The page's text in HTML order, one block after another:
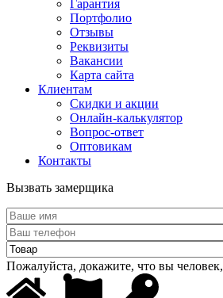
Гарантия
Портфолио
Отзывы
Реквизиты
Вакансии
Карта сайта
Клиентам
Скидки и акции
Онлайн-калькулятор
Вопрос-ответ
Оптовикам
Контакты
Вызвать замерщика
Пожалуйста, докажите, что вы